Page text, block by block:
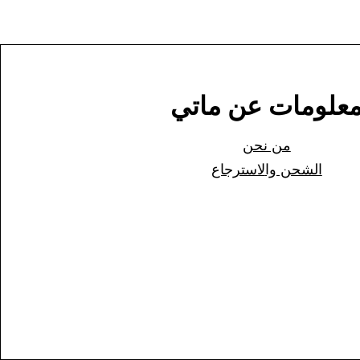
عن ماتي
من نحن
الشحن والاسترجاع